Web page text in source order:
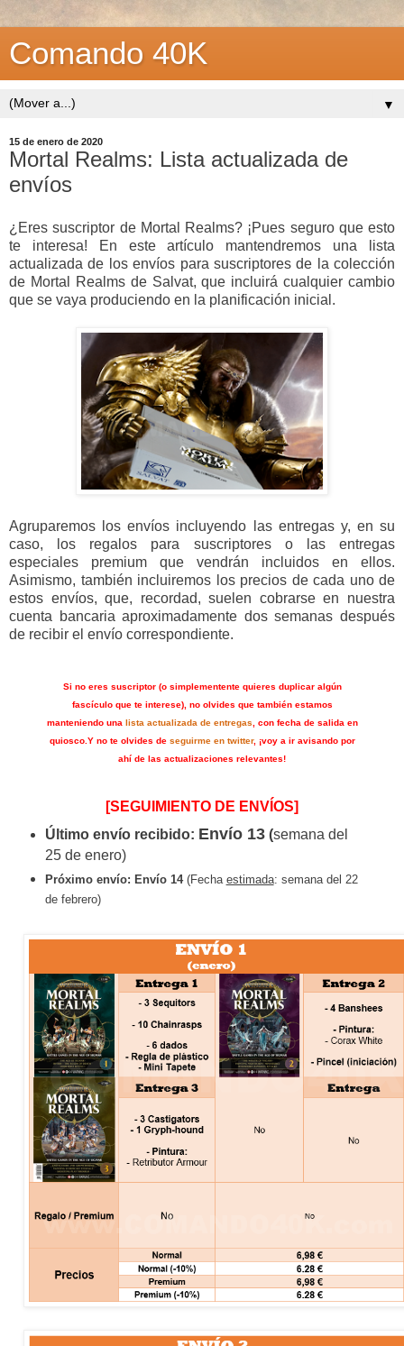
Comando 40K
▼
15 de enero de 2020
Mortal Realms: Lista actualizada de
envíos
¿Eres suscriptor de Mortal Realms? ¡Pues seguro que esto
te interesa! En este artículo mantendremos una lista
actualizada de los envíos para suscriptores de la colección
de Mortal Realms de Salvat, que incluirá cualquier cambio
que se vaya produciendo en la planificación inicial.
Agruparemos los envíos incluyendo las entregas y, en su
caso, los regalos para suscriptores o las entregas
especiales premium que vendrán incluidos en ellos.
Asimismo, también incluiremos los precios de cada uno de
estos envíos, que, recordad, suelen cobrarse en nuestra
cuenta bancaria aproximadamente dos semanas después
de recibir el envío correspondiente.
Si no eres suscriptor (o simplementente quieres duplicar algún
fascículo que te interese), no olvides que también estamos
manteniendo una lista actualizada de entregas , con fecha de salida en
quiosco. Y no te olvides de seguirme en twitter, ¡voy a ir avisando por
ahí de las actualizaciones relevantes!
[SEGUIMIENTO DE ENVÍOS]
Último envío recibido: Envío 13(semana del
25 de enero)
Próximo envío: Envío 14(Fecha estimada: semana del 22
de febrero)